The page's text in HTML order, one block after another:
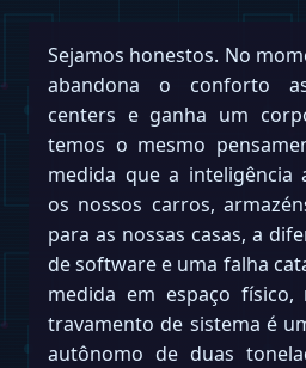
Sejamos honestos. No
abandona o conforto
centers e ganha um
temos o mesmo
medida que a inteligência
os nossos carros,
para as nossas casas, a
de software e uma falha
medida em espaço
travamento de sistema é
autônomo de duas